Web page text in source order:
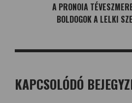
A PRONOIA
BOLDOGOK A LELKI
KAPCSOLÓDÓ